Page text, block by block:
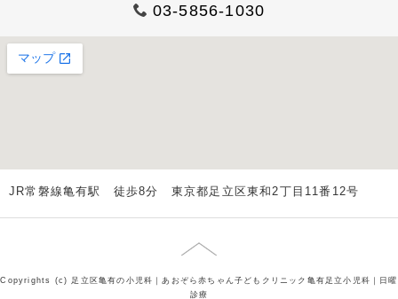
03-5856-1030
JR常磐線亀有駅 徒歩8分 東京都足立区東和2丁目11番12号
Copyrights (c) 足立区亀有の小児科｜あおぞら赤ちゃん子どもクリニック亀有足立小児科｜日曜
診療